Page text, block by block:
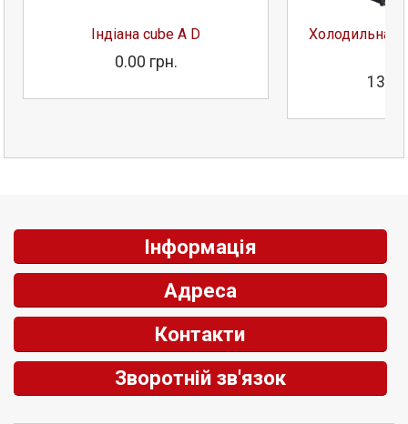
Індіана cube A D
0.00 грн.
Холодильна
133
Інформація
Адреса
Контакти
Зворотній зв'язок